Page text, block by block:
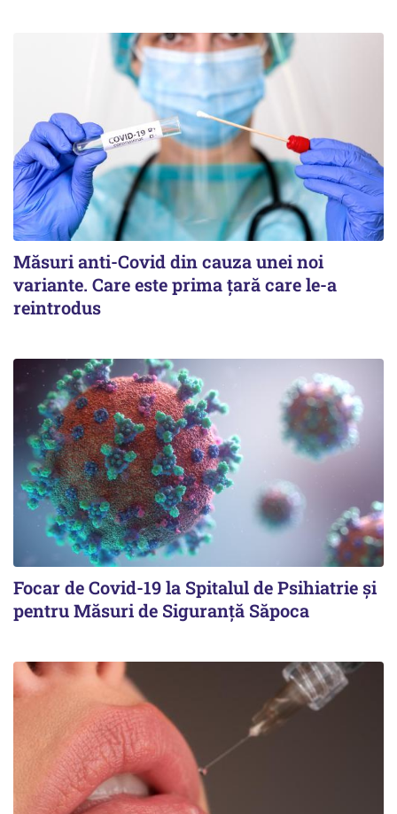
Măsuri anti-Covid din cauza unei noi
variante. Care este prima țară care le-a
reintrodus
Focar de Covid-19 la Spitalul de Psihiatrie şi
pentru Măsuri de Siguranţă Săpoca